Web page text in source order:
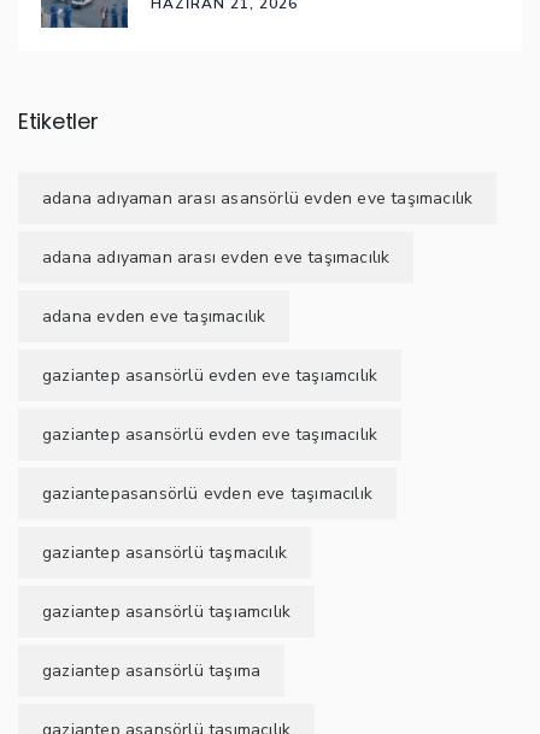
Etiketler
adana adıyaman arası asansörlü evden eve taşımacılık
adana adıyaman arası evden eve taşımacılık
adana evden eve taşımacılık
gaziantep asansörlü evden eve taşıamcılık
gaziantep asansörlü evden eve taşımacılık
gaziantepasansörlü evden eve taşımacılık
gaziantep asansörlü taşmacılık
gaziantep asansörlü taşıamcılık
gaziantep asansörlü taşıma
gaziantep asansörlü taşımacılık